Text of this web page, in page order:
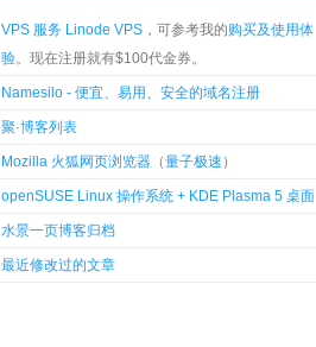
VPS 服务 Linode VPS ，可参考我的购买及使用体
验。现在注册就有$100代金券。
Namesilo - 便宜、易用、安全的域名注册
聚·博客列表
Mozilla 火狐网页浏览器 （量子极速 ）
openSUSE Linux 操作系统 + KDE Plasma 5 桌面
水景一页博客归档
最近修改过的文章